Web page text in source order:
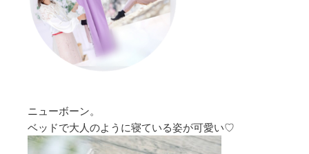
ニューボーン。
ベッドで大人のように寝ている姿が可愛い♡